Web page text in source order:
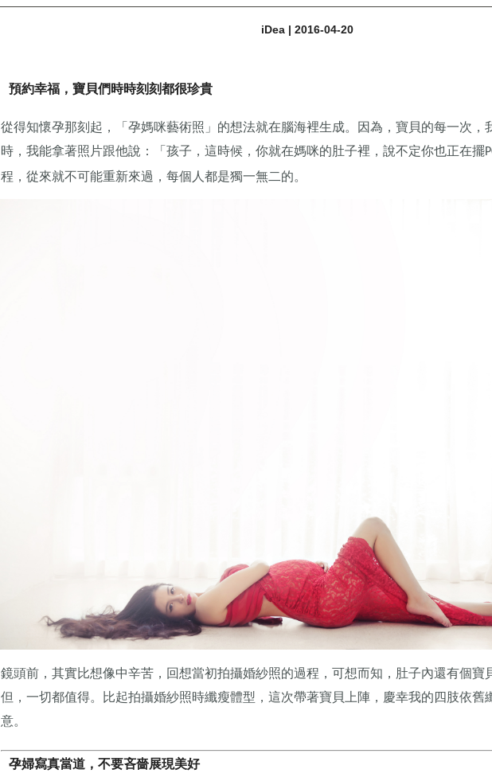
iDea | 2016-04-20
預約幸福，寶貝們時時刻刻都很珍貴
從得知懷孕那刻起， 「孕媽咪藝術照 」 的想法就在腦海裡生成。因為，寶貝的每一次，
時，我能拿著照片跟他說 ：「孩子，這時候，你就在媽咪的肚子裡，說不定你也正在擺
程，從來就不可能重新來過，每個人都是獨一無二的。
鏡頭前，其實比想像中辛苦，回想當初拍攝婚紗照的過程，可想而知，肚子內還有個寶
但，一切都值得。比起拍攝婚紗照時纖瘦體型，這次帶著寶貝上陣，慶幸我的四肢依舊
意。
孕婦寫真當道，不要吝嗇展現美好